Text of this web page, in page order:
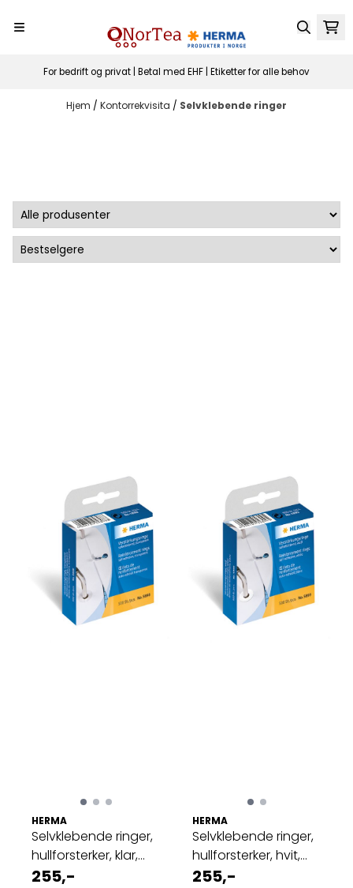
For bedrift og privat | Betal med EHF | Etiketter for alle behov
Hjem / Kontorrekvisita / Selvklebende ringer
HERMA
Selvklebende ringer,
hullforsterker, klar,
500 ...
255,-
HERMA
Selvklebende ringer,
hullforsterker, hvit,
500 ...
255,-